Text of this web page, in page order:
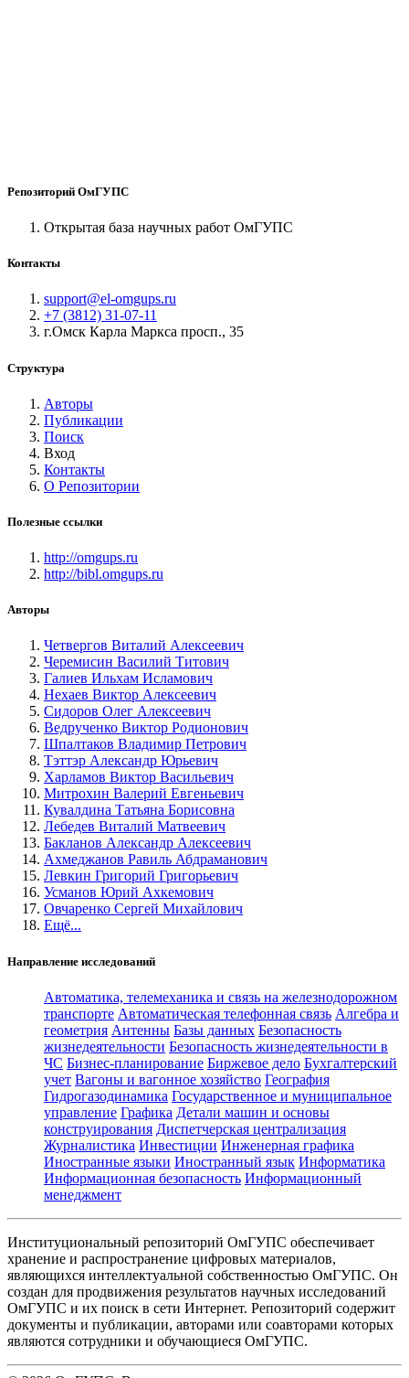
Репозиторий ОмГУПС
Открытая база научных работ ОмГУПС
Контакты
support@el-omgups.ru
+7 (3812) 31-07-11
г.Омск Карла Маркса просп., 35
Структура
Авторы
Публикации
Поиск
Вход
Контакты
О Репозитории
Полезные ссылки
http://omgups.ru
http://bibl.omgups.ru
Авторы
Четвергов Виталий Алексеевич
Черемисин Василий Титович
Галиев Ильхам Исламович
Нехаев Виктор Алексеевич
Сидоров Олег Алексеевич
Ведрученко Виктор Родионович
Шпалтаков Владимир Петрович
Тэттэр Александр Юрьевич
Харламов Виктор Васильевич
Митрохин Валерий Евгеньевич
Кувалдина Татьяна Борисовна
Лебедев Виталий Матвеевич
Бакланов Александр Алексеевич
Ахмеджанов Равиль Абдраманович
Левкин Григорий Григорьевич
Усманов Юрий Ахкемович
Овчаренко Сергей Михайлович
Ещё...
Направление исследований
Автоматика, телемеханика и связь на железнодорожном
транспорте Автоматическая телефонная связь Алгебра и
геометрия Антенны Базы данных Безопасность
жизнедеятельности Безопасность жизнедеятельности в
ЧС Бизнес-планирование Биржевое дело Бухгалтерский
учет Вагоны и вагонное хозяйство География
Гидрогазодинамика Государственное и муниципальное
управление Графика Детали машин и основы
конструирования Диспетчерская централизация
Журналистика Инвестиции Инженерная графика
Иностранные языки Иностранный язык Информатика
Информационная безопасность Информационный
менеджмент
Институциональный репозиторий ОмГУПС обеспечивает
хранение и распространение цифровых материалов,
являющихся интеллектуальной собственностью ОмГУПС. Он
создан для продвижения результатов научных исследований
ОмГУПС и их поиск в сети Интернет. Репозиторий содержит
документы и публикации, авторами или соавторами которых
являются сотрудники и обучающиеся ОмГУПС.